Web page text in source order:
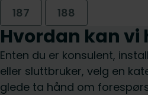
187
188
Hvordan kan vi
Enten du er konsulent,
eller sluttbruker, velg en
glede ta hånd om